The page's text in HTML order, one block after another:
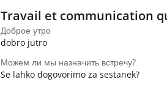
Slide 1 of 6
Travail et communication
Доброе утро
dobro jutro
Можем ли мы назначить встречу?
Se lahko dogovorimo za sestanek?